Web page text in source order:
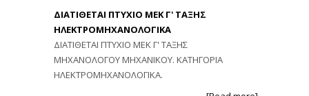
ΔΙΑΤΙΘΕΤΑΙ ΠΤΥΧΙΟ ΜΕΚ Γ' ΤΑΞΗΣ
ΗΛΕΚΤΡΟΜΗΧΑΝΟΛΟΓΙΚΑ
ΔΙΑΤΙΘΕΤΑΙ ΠΤΥΧΙΟ ΜΕΚ Γ' ΤΑΞΗΣ
ΜΗΧΑΝΟΛΟΓΟΥ ΜΗΧΑΝΙΚΟΥ. ΚΑΤΗΓΟΡΙΑ
ΗΛΕΚΤΡΟΜΗΧΑΝΟΛΟΓΙΚΑ.